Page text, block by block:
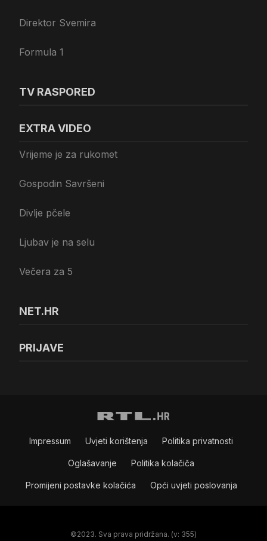
Direktor Svemira
Formula 1
TV RASPORED
EXTRA VIDEO
Vrijeme je za rukomet
Gospodin Savršeni
Divlje pčele
Ljubav je na selu
Večera za 5
NET.HR
PRIJAVE
Impressum Uvjeti korištenja Politika privatnosti
Oglašavanje Politika kolačiča
Promijeni postavke kolačića Opći uvjeti poslovanja
©2023. Sva prava pridržana. (v: 355)